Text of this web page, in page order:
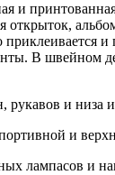
и
открыток,
и
В швейном
рукавов и низа
и
лампасов и